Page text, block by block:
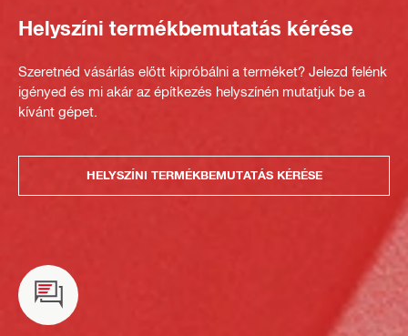
Helyszíni termékbemutatás kérése
Szeretnéd vásárlás előtt kipróbálni a terméket? Jelezd felénk
igényed és mi akár az építkezés helyszínén mutatjuk be a
kívánt gépet.
HELYSZÍNI TERMÉKBEMUTATÁS KÉRÉSE